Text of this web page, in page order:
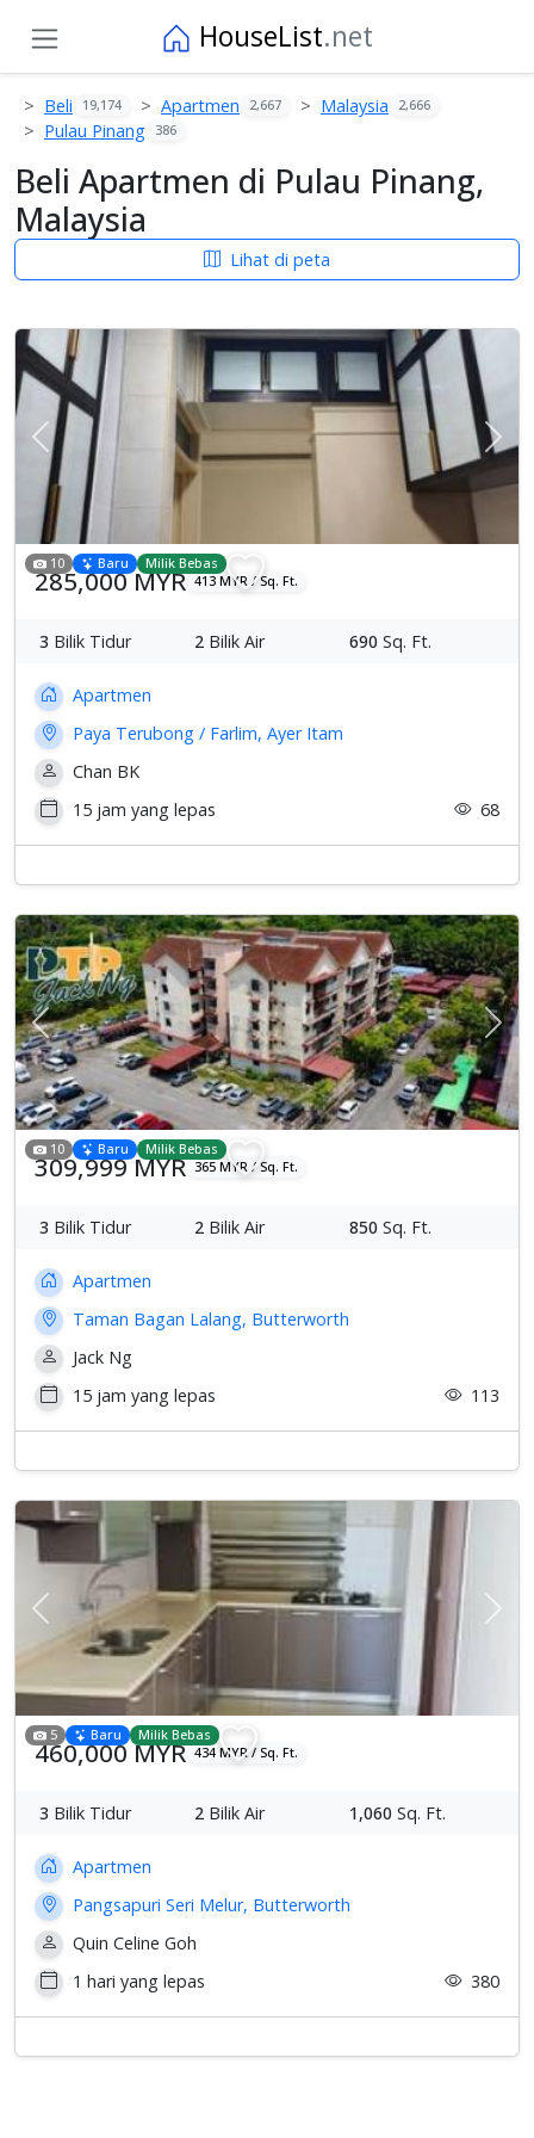
HouseList.net
Beli 19,174 Apartmen 2,667 Malaysia 2,666
Pulau Pinang 386
Beli Apartmen di Pulau Pinang,
Malaysia
Lihat di peta
Previous
10 Baru Milik Bebas
285,000 MYR 413 MYR / Sq. Ft.
3 Bilik Tidur 2 Bilik Air 690 Sq. Ft.
Apartmen
Paya Terubong / Farlim, Ayer Itam
Chan BK
15 jam yang lepas
68
Previous
10 Baru Milik Bebas
309,999 MYR 365 MYR / Sq. Ft.
3 Bilik Tidur 2 Bilik Air 850 Sq. Ft.
Apartmen
Taman Bagan Lalang, Butterworth
Jack Ng
15 jam yang lepas
113
Previous
5 Baru Milik Bebas
460,000 MYR 434 MYR / Sq. Ft.
3 Bilik Tidur 2 Bilik Air 1,060 Sq. Ft.
Apartmen
Pangsapuri Seri Melur, Butterworth
Quin Celine Goh
1 hari yang lepas
380